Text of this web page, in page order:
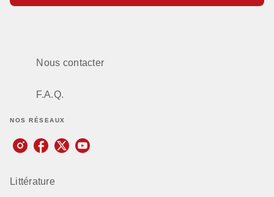
Nous contacter
F.A.Q.
NOS RÉSEAUX
Littérature